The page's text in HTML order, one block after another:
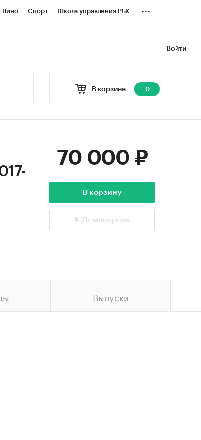
Вино Спорт Школа управления РБК ...
Войти
В корзине 0
70 000 ₽
В корзину
Демоверсия
Выпуски